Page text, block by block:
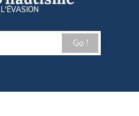
Go !